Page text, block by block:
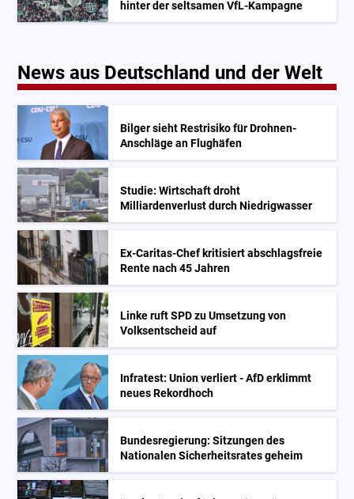
hinter der seltsamen VfL-Kampagne
News aus Deutschland und der Welt
Bilger sieht Restrisiko für Drohnen-
Anschläge an Flughäfen
Studie: Wirtschaft droht
Milliardenverlust durch Niedrigwasser
Ex-Caritas-Chef kritisiert abschlagsfreie
Rente nach 45 Jahren
Linke ruft SPD zu Umsetzung von
Volksentscheid auf
Infratest: Union verliert - AfD erklimmt
neues Rekordhoch
Bundesregierung: Sitzungen des
Nationalen Sicherheitsrates geheim